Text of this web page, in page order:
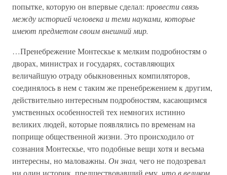
попытке, которую он впервые сделал: провести связь
между историей человека и теми науками, которые
имеют предметом своим внешний мир.
…Пренебрежение Монтескье к мелким подробностям о
дворах, министрах и государях, составляющих
величайшую отраду обыкновенных компиляторов,
соединялось в нем с таким же пренебрежением к другим,
действительно интересным подробностям, касающимся
умственных особенностей тех немногих истинно
великих людей, которые появлялись по временам на
поприще общественной жизни. Это происходило от
сознания Монтескье, что подобные вещи хотя и весьма
интересны, но маловажны. Он знал, чего не подозревал
ни один историк, предшествовавший ему, что в великом